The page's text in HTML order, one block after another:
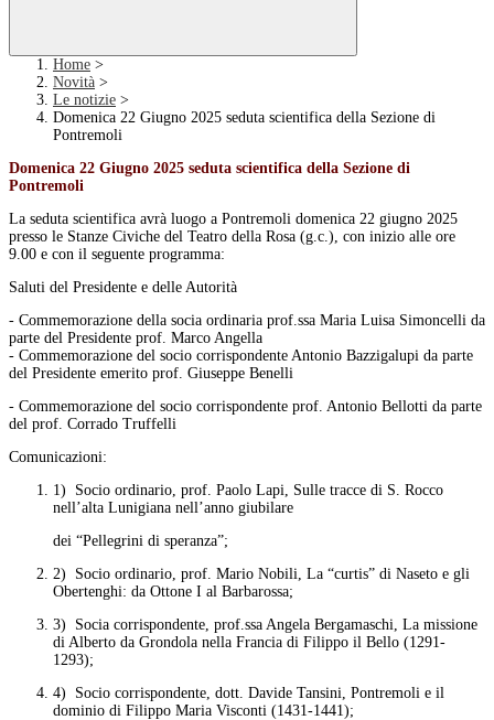
Home >
Novità >
Le notizie >
Domenica 22 Giugno 2025 seduta scientifica della Sezione di
Pontremoli
Domenica 22 Giugno 2025 seduta scientifica della Sezione di
Pontremoli
La seduta scientifica avrà luogo a Pontremoli domenica 22 giugno 2025
presso le Stanze Civiche del Teatro della Rosa (g.c.), con inizio alle ore
9.00 e con il seguente programma:
Saluti del Presidente e delle Autorità
- Commemorazione della socia ordinaria prof.ssa Maria Luisa Simoncelli da
parte del Presidente prof. Marco Angella
- Commemorazione del socio corrispondente Antonio Bazzigalupi da parte
del Presidente emerito prof. Giuseppe Benelli
- Commemorazione del socio corrispondente prof. Antonio Bellotti da parte
del prof. Corrado Truffelli
Comunicazioni:
1) Socio ordinario, prof. Paolo Lapi, Sulle tracce di S. Rocco
nell’alta Lunigiana nell’anno giubilare
dei “Pellegrini di speranza”;
2) Socio ordinario, prof. Mario Nobili, La “curtis” di Naseto e gli
Obertenghi: da Ottone I al Barbarossa;
3) Socia corrispondente, prof.ssa Angela Bergamaschi, La missione
di Alberto da Grondola nella Francia di Filippo il Bello (1291-
1293);
4) Socio corrispondente, dott. Davide Tansini, Pontremoli e il
dominio di Filippo Maria Visconti (1431-1441);